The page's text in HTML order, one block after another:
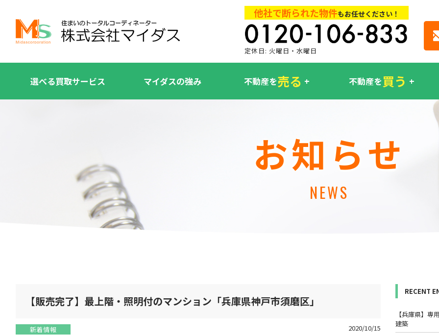
他社で断られた物件もお任せください！
定休日: 火曜日・水曜日
選べる買取サービス マイダスの強み 不動産を売る 不動産を買う
お知らせ
NEWS
【販売完了】最上階・照明付のマンション「兵庫県神戸市須磨区」
新着情報 2020/10/15
RECENT
【兵庫県】
建築